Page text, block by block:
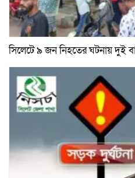
সিলেটে ৯ জন নিহতের ঘটনায় দুই